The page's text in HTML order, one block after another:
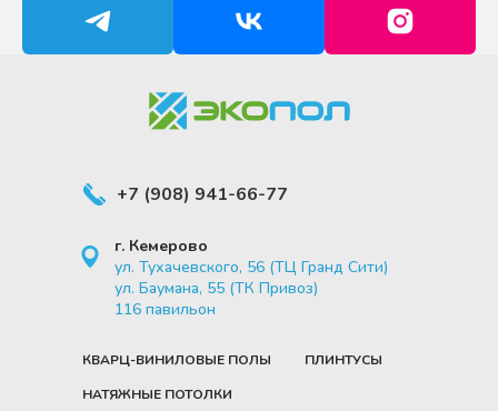
г. Кемерово
ул. Тухачевского, 56 (ТЦ Гранд Сити)
ул. Баумана, 55 (ТК Привоз) ​
116 павильон
+7 (908) 941-66-77
КВАРЦ-ВИНИЛОВЫЕ ПОЛЫ
НАТЯЖНЫЕ ПОТОЛКИ
ПЛИНТУСЫ